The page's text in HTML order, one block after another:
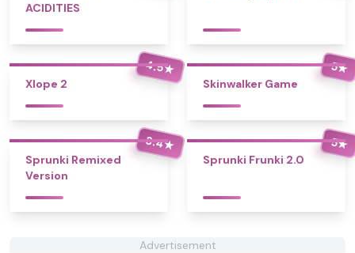
ACIDITIES
4.5★
Xlope 2
5★
Skinwalker Game
3.4★
Sprunki Remixed
Version
5★
Sprunki Frunki 2.0
Advertisement